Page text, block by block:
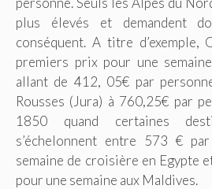
plus élevés et demandent
conséquent. A titre
premiers prix pour une
allant de 412, 05€ par
Rousses (Jura) à 760,25€ par
1850 quand certaines
s’échelonnent entre 573 €
semaine de croisière en Egypte
pour une semaine aux Maldives.